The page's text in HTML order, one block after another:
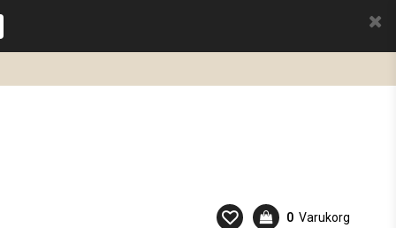
0 Varukorg